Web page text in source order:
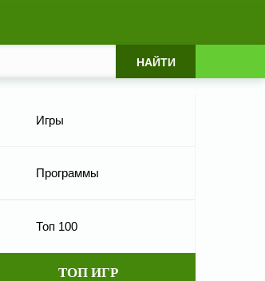
Игры
Программы
Топ 100
ТОП ИГР